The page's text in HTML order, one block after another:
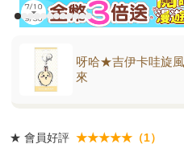
呀哈★吉伊卡哇旋
來
★ 會員好評 ★★★★★（1）